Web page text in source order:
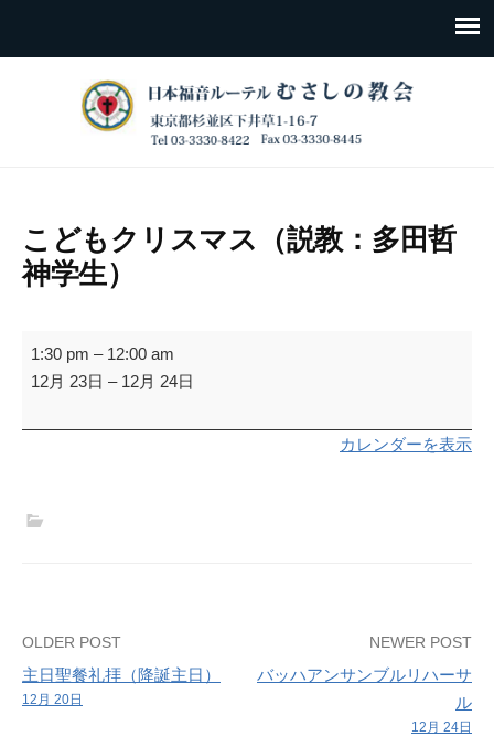
こどもクリスマス（説教：多田哲
神学生）
こ
ど
ク
田
哲
神
1:30 pm – 12:00 am
12月 23日 – 12月 24日
カレンダーを表示
Post
navigation
OLDER POST
主日聖餐礼拝（降誕主日）
12月 20日
NEWER POST
バッハアンサンブルリハーサ
ル
12月 24日